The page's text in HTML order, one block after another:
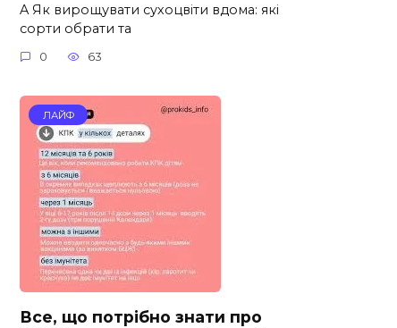
A Як вирощувати сухоцвіти вдома: які
сорти обрати та
0 63
ЛАЙФ
Все, що потрібно знати про